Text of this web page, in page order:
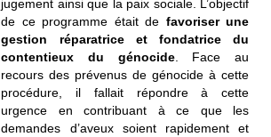
jugement ainsi que la paix sociale. L’objectif
de ce programme était de favoriser une
gestion réparatrice et fondatrice du
contentieux du génocide. Face au
recours des prévenus de génocide à cette
procédure, il fallait répondre à cette
urgence en contribuant à ce que les
demandes d’aveux soient rapidement et